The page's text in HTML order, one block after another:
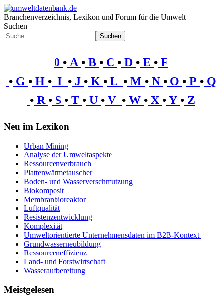
Branchenverzeichnis, Lexikon und Forum für die Umwelt
Suchen
Suchen
0 • A • B • C • D • E • F
• G • H • I • J • K • L • M • N • O • P • Q
• R • S • T • U • V • W • X • Y • Z
Neu im Lexikon
Urban Mining
Analyse der Umweltaspekte
Ressourcenverbrauch
Plattenwärmetauscher
Boden- und Wasserverschmutzung
Biokomposit
Membranbioreaktor
Luftqualität
Resistenzentwicklung
Komplexität
Umweltorientierte Unternehmensdaten im B2B-Kontext
Grundwasserneubildung
Ressourceneffizienz
Land- und Forstwirtschaft
Wasseraufbereitung
Meistgelesen